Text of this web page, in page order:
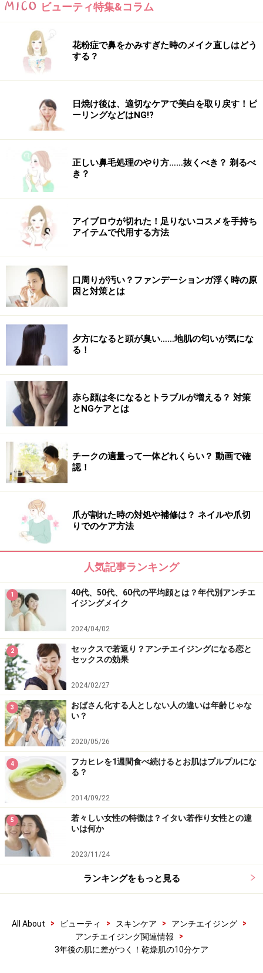
ビューティ特集&コラム
花粉症で鼻をかみすぎた時のメイク直しはどう
する？
日焼け後は、適切なケアで美白を取り戻す！ピ
ーリングなどはNG!?
正しい鼻毛処理のやり方……抜くべき？ 剃るべ
き？
アイブロウが切れた！足りないコスメを手持ち
アイテムで代用する方法
口周りが汚い？ファンデーションガ浮く時の原
因と対策とは
夕方になると頭が臭い……地肌の匂いが気にな
る！
赤ら顔は冬になるとトラブルが増える？ 対策
とNGケアとは
チークの適量って一体どれくらい？ 動画で確
認！
爪が割れた時の対処や補修は？ ネイルや爪切
りでのケア方法
人気記事ランキング
1
40代、50代、60代の平均顔とは？年代別アンチエ
イジングメイク
2024/04/02
2
セックスで若返り？アンチエイジングになる恋と
セックスの効果
2024/02/27
3
おばさん化する人としない人の違いは年齢じゃな
い？
2020/05/26
4
フカヒレを1週間食べ続けるとお肌はプルプルにな
る？
2014/09/22
5
若々しい女性の特徴は？イタい若作り女性との違
いは何か
2023/11/24
ランキングをもっと見る
All About > ビューティ > スキンケア > アンチエイジング
>
アンチエイジング関連情報
>
3年後の肌に差がつく！乾燥肌の10分ケア